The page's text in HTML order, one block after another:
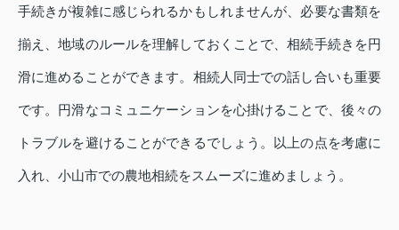
手続きが複雑に感じられるかもしれませんが、必要な書類を
揃え、地域のルールを理解しておくことで、相続手続きを円
滑に進めることができます。相続人同士での話し合いも重要
です。円滑なコミュニケーションを心掛けることで、後々の
トラブルを避けることができるでしょう。以上の点を考慮に
入れ、小山市での農地相続をスムーズに進めましょう。